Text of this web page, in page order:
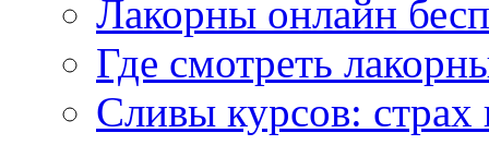
Лакорны онлайн
Где смотреть
Сливы курсов: